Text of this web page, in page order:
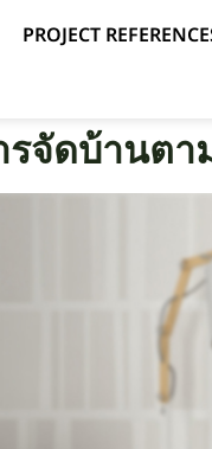
PROJECT
รจัดบ้านตา